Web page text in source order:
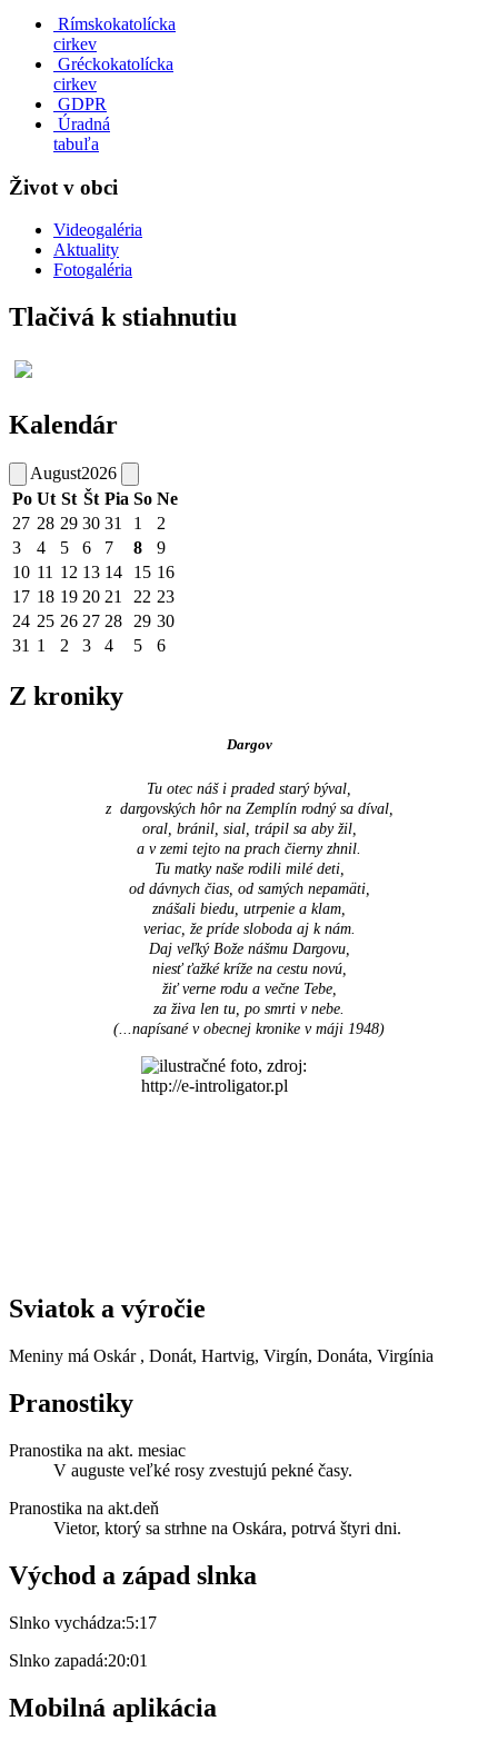
Rímskokatolícka
cirkev
Gréckokatolícka
cirkev
GDPR
Úradná
tabuľa
Život v obci
Videogaléria
Aktuality
Fotogaléria
Tlačivá k stiahnutiu
Kalendár
August2026
Po Ut St Št Pia So Ne
27 28 29 30 31 1
2
3
4 5 6 7 8
9
10 11 12 13 14 15 16
17 18 19 20 21 22 23
24 25 26 27 28 29 30
31 1 2 3 4 5 6
Z kroniky
Dargov
Tu otec náš i praded starý býval,
z dargovských hôr na Zemplín rodný sa díval,
oral, bránil, sial, trápil sa aby žil,
a v zemi tejto na prach čierny zhnil.
Tu matky naše rodili milé deti,
od dávnych čias, od samých nepamäti,
znášali biedu, utrpenie a klam,
veriac, že príde sloboda aj k nám.
Daj veľký Bože nášmu Dargovu,
niesť ťažké kríže na cestu novú,
žiť verne rodu a večne Tebe,
za živa len tu, po smrti v nebe.
(...napísané v obecnej kronike v máji 1948)
Sviatok a výročie
Meniny má Oskár , Donát, Hartvig, Virgín, Donáta, Virgínia
Pranostiky
Pranostika na akt. mesiac
V auguste veľké rosy zvestujú pekné časy.
Pranostika na akt.deň
Vietor, ktorý sa strhne na Oskára, potrvá štyri dni.
Východ a západ slnka
Slnko vychádza:5:17
Slnko zapadá:20:01
Mobilná aplikácia